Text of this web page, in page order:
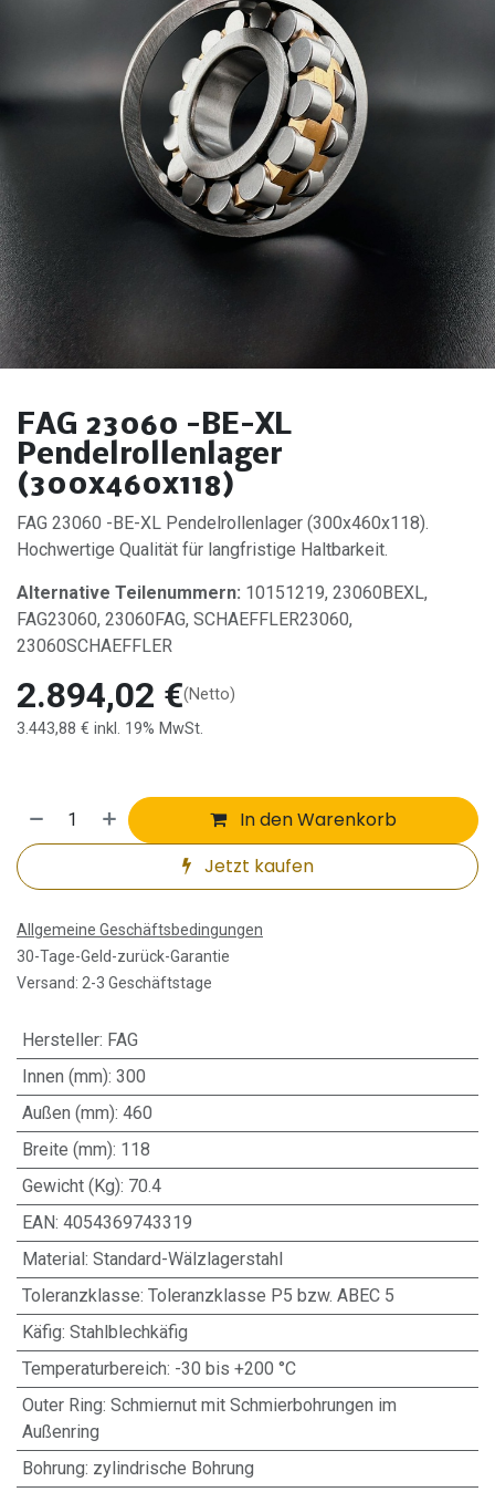
FAG 23060 -BE-XL
Pendelrollenlager
(300x460x118)
FAG 23060 -BE-XL Pendelrollenlager (300x460x118).
Hochwertige Qualität für langfristige Haltbarkeit.
Alternative Teilenummern: 10151219, 23060BEXL,
FAG23060, 23060FAG, SCHAEFFLER23060,
23060SCHAEFFLER
2.894,02 €(Netto)
3.443,88 € inkl. 19% MwSt.
In den Warenkorb
Jetzt kaufen
Allgemeine Geschäftsbedingungen
30-Tage-Geld-zurück-Garantie
Versand: 2-3 Geschäftstage
Hersteller: FAG
Innen (mm): 300
Außen (mm): 460
Breite (mm): 118
Gewicht (Kg): 70.4
EAN: 4054369743319
Material: Standard-Wälzlagerstahl
Toleranzklasse: Toleranzklasse P5 bzw. ABEC 5
Käfig: Stahlblechkäfig
Temperaturbereich: -30 bis +200 °C
Outer Ring: Schmiernut mit Schmierbohrungen im
Außenring
Bohrung: zylindrische Bohrung